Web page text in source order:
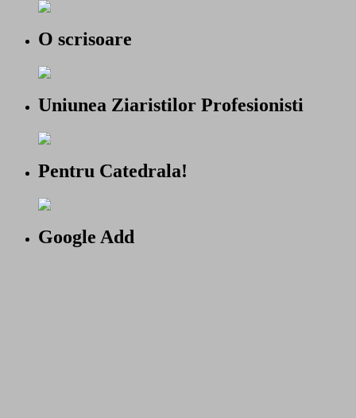
O scrisoare
Uniunea Ziaristilor Profesionisti
Pentru Catedrala!
Google Add